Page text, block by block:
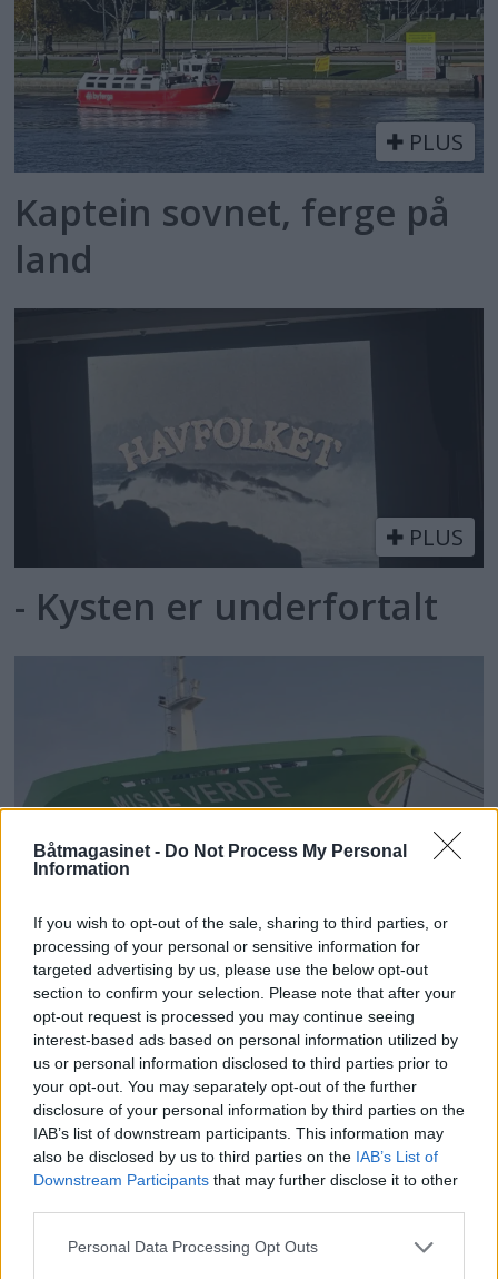
Båtmagasinet - Do Not Process My Personal
Information
If you wish to opt-out of the sale, sharing to third parties, or
processing of your personal or sensitive information for
targeted advertising by us, please use the below opt-out
section to confirm your selection. Please note that after your
opt-out request is processed you may continue seeing
interest-based ads based on personal information utilized by
us or personal information disclosed to third parties prior to
your opt-out. You may separately opt-out of the further
disclosure of your personal information by third parties on the
IAB’s list of downstream participants. This information may
also be disclosed by us to third parties on the IAB’s List of
Downstream Participants that may further disclose it to other
Personal Data Processing Opt Outs
PLUS
Kaptein sovnet, ferge på
land
PLUS
- Kysten er underfortalt
Losen avviser straffeskyld
ANNONSØRINNHOLD
BÅTMAGASINET